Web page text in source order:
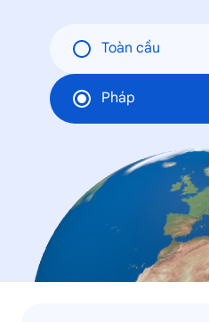
Toàn cầu
Pháp